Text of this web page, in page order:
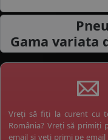
Gama variata
Vreți să fiți la curent cu
România? Vreți să primiți
email și veți primi pe